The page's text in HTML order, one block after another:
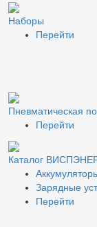
Наборы
Перейти
Пневматическая
Перейти
Каталог
Зарядные
Перейти